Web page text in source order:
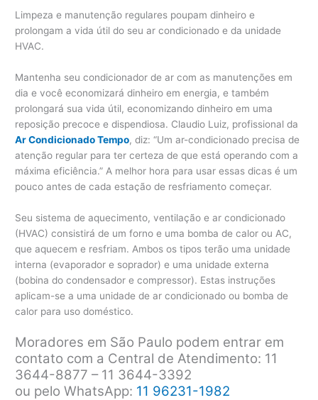
Limpeza e manutenção regulares poupam dinheiro e
prolongam a vida útil do seu ar condicionado e da unidade
HVAC.
Mantenha seu condicionador de ar com as manutenções em
dia e você economizará dinheiro em energia, e também
prolongará sua vida útil, economizando dinheiro em uma
reposição precoce e dispendiosa. Claudio Luiz, profissional da
Ar Condicionado Tempo, diz: “Um ar-condicionado precisa de
atenção regular para ter certeza de que está operando com a
máxima eficiência.” A melhor hora para usar essas dicas é um
pouco antes de cada estação de resfriamento começar.
Seu sistema de aquecimento, ventilação e ar condicionado
(HVAC) consistirá de um forno e uma bomba de calor ou AC,
que aquecem e resfriam. Ambos os tipos terão uma unidade
interna (evaporador e soprador) e uma unidade externa
(bobina do condensador e compressor). Estas instruções
aplicam-se a uma unidade de ar condicionado ou bomba de
calor para uso doméstico.
Moradores em São Paulo podem entrar em
contato com a Central de Atendimento: 11
3644-8877 – 11 3644-3392
ou pelo WhatsApp: 11 96231-1982